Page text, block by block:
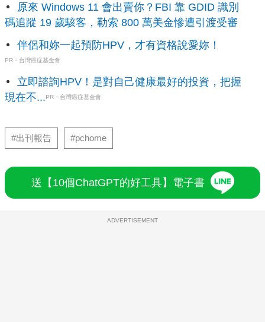
原來 Windows 11 會出賣你？FBI 靠 GDID 識別
碼追蹤 19 歲駭客，勒索 800 萬美金慘遭引渡受審
伴侶和妳一起預防HPV，才有資格說愛妳！
PR・台灣癌症基金會
立即諮詢HPV！是對自己健康最好的投資，把握
現在不...PR・台灣癌症基金會
#出刊報告 #pchome
送【10個ChatGPT的好工具】電子書
ADVERTISEMENT